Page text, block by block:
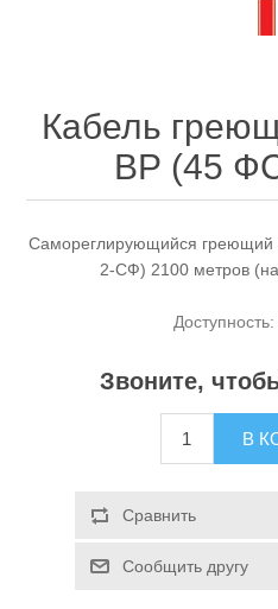
Кабель
ВР (45
Самореглирующийся
2-СФ) 2100 метров
Доступность:
Звоните,